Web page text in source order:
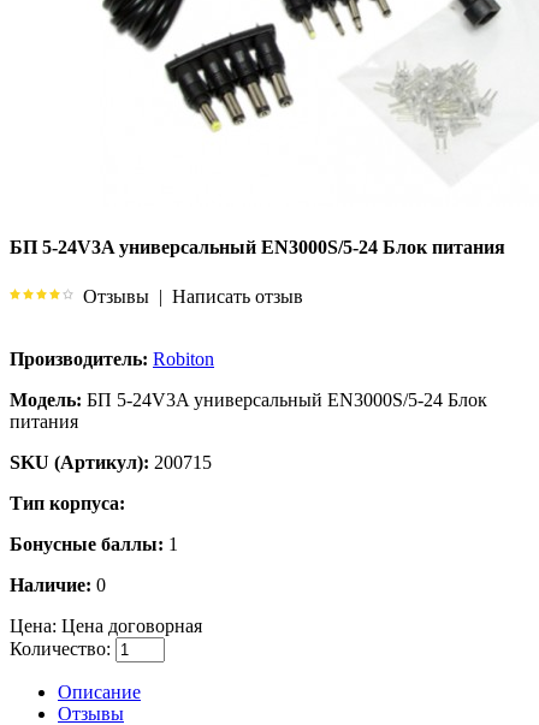
БП 5-24V3A универсальный EN3000S/5-24 Блок питания
Отзывы | Написать отзыв
Производитель: Robiton
Модель: БП 5-24V3A универсальный EN3000S/5-24 Блок
питания
SKU (Артикул): 200715
Тип корпуса:
Бонусные баллы: 1
Наличие: 0
Цена: Цена договорная
Количество:
Описание
Отзывы